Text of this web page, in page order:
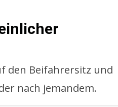
den Beifahrersitz und
nach jemandem.